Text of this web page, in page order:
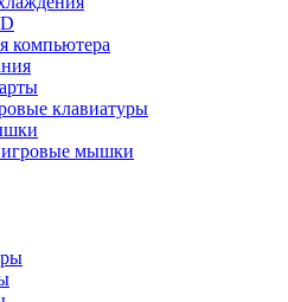
компьютера
клавиатуры
игровые мышки